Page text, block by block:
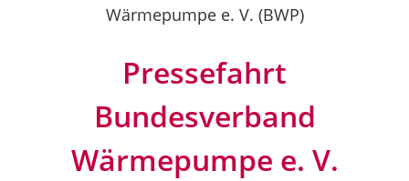
Wärmepumpe e. V. (BWP)
Pressefahrt
Bundesverband
Wärmepumpe e. V.